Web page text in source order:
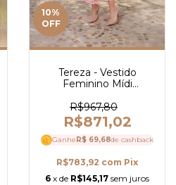
10%
OFF
Tereza - Vestido
Feminino Mídi
com Guipir, Gola Alta,
Babados e Manga 3/4
- Ref 4173
R$967,80
R$871,02
Ganhe R$ 69,68de cashback
R$783,92 com Pix
6 x de R$145,17 sem juros